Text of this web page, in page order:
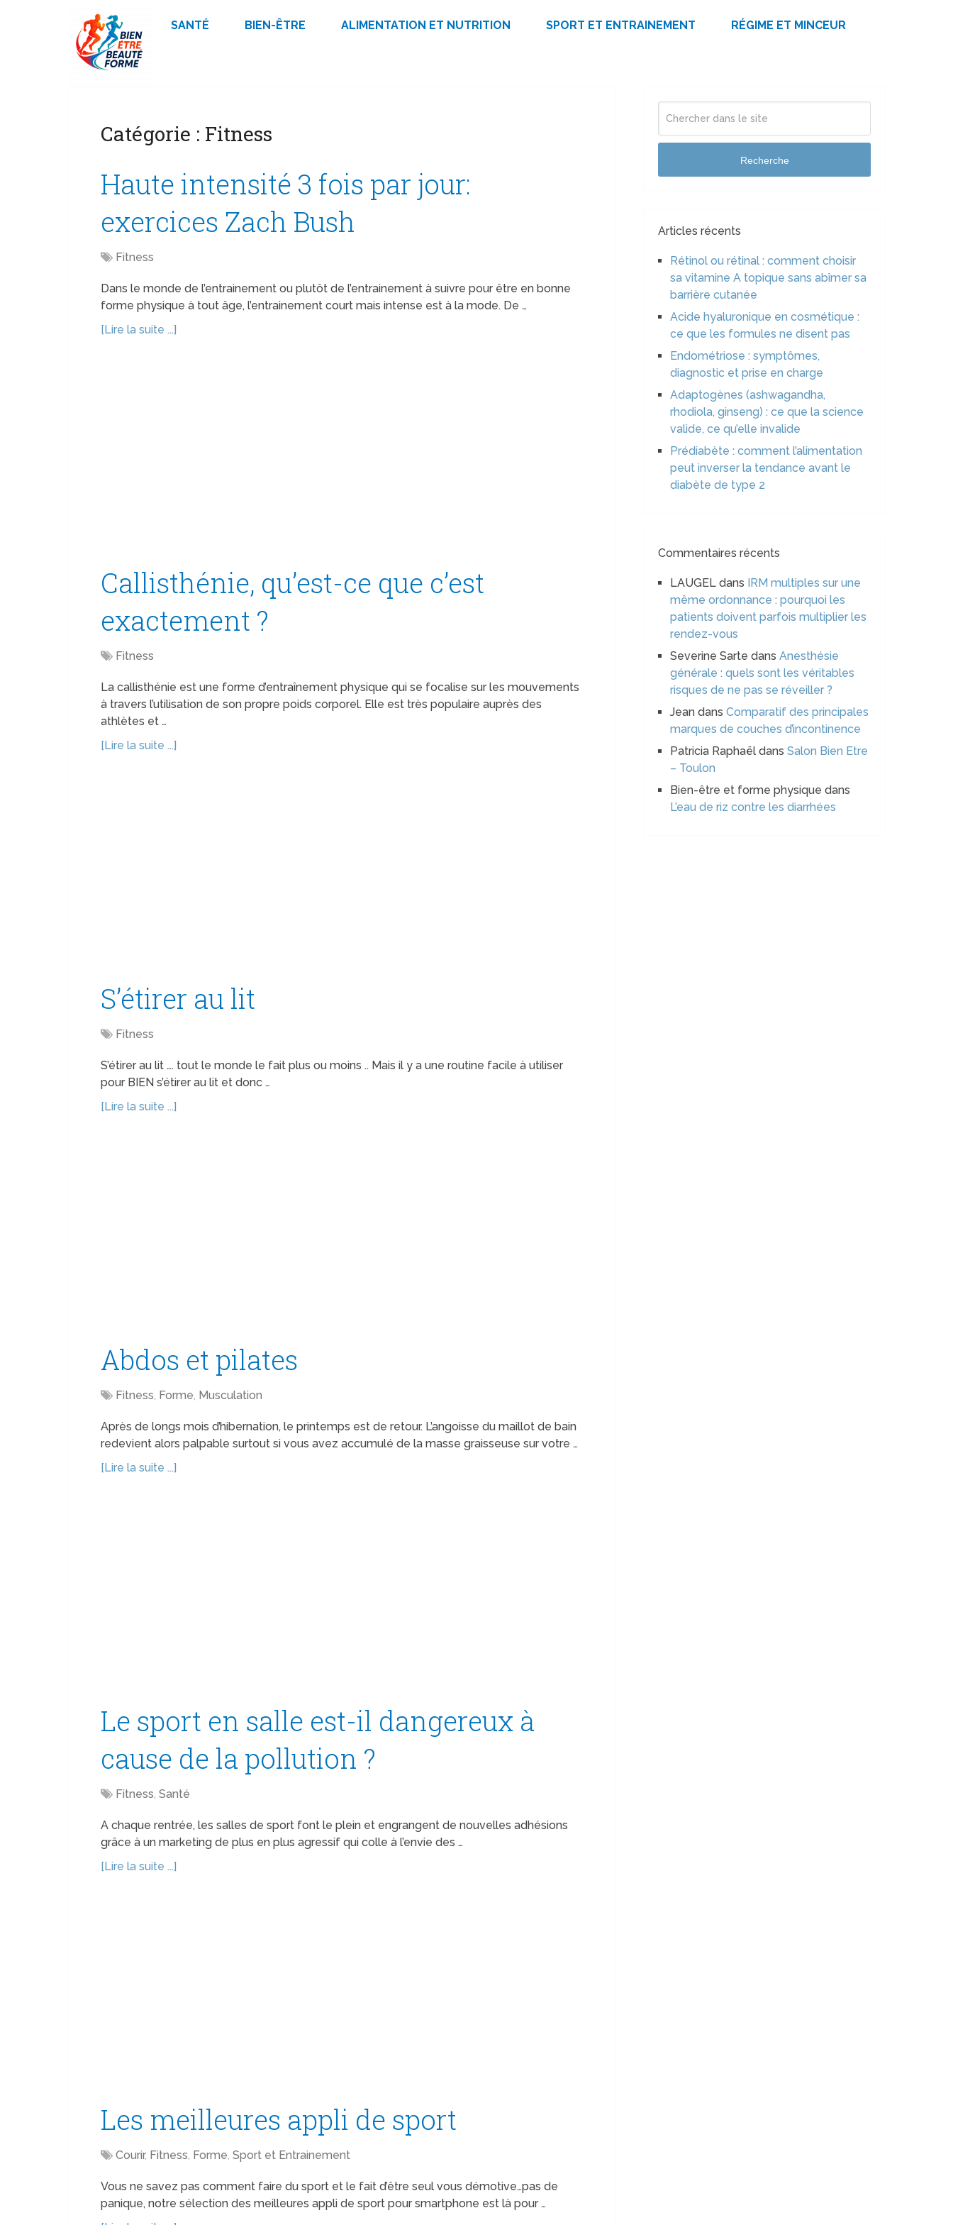
SANTÉ BIEN-ÊTRE ALIMENTATION ET NUTRITION SPORT ET ENTRAINEMENT RÉGIME ET MINCEUR
Catégorie : Fitness
Haute intensité 3 fois par jour:
exercices Zach Bush
Fitness
Dans le monde de l’entrainement ou plutôt de l’entrainement à suivre pour être en bonne
forme physique à tout âge, l’entrainement court mais intense est à la mode. De …
[Lire la suite ...]
Callisthénie, qu’est-ce que c’est
exactement ?
Fitness
La callisthénie est une forme d’entraînement physique qui se focalise sur les mouvements
à travers l’utilisation de son propre poids corporel. Elle est très populaire auprès des
athlètes et …
[Lire la suite ...]
S’étirer au lit
Fitness
S’étirer au lit …. tout le monde le fait plus ou moins .. Mais il y a une routine facile à utiliser
pour BIEN s’étirer au lit et donc …
[Lire la suite ...]
Abdos et pilates
Fitness, Forme, Musculation
Après de longs mois d’hibernation, le printemps est de retour. L’angoisse du maillot de bain
redevient alors palpable surtout si vous avez accumulé de la masse graisseuse sur votre …
[Lire la suite ...]
Le sport en salle est-il dangereux à
cause de la pollution ?
Fitness, Santé
A chaque rentrée, les salles de sport font le plein et engrangent de nouvelles adhésions
grâce à un marketing de plus en plus agressif qui colle à l’envie des …
[Lire la suite ...]
Les meilleures appli de sport
Courir, Fitness, Forme, Sport et Entrainement
Vous ne savez pas comment faire du sport et le fait d’être seul vous démotive…pas de
panique, notre sélection des meilleures appli de sport pour smartphone est là pour …
Recherche
Articles récents
Rétinol ou rétinal : comment choisir
sa vitamine A topique sans abîmer sa
barrière cutanée
Acide hyaluronique en cosmétique :
ce que les formules ne disent pas
Endométriose : symptômes,
diagnostic et prise en charge
Adaptogènes (ashwagandha,
rhodiola, ginseng) : ce que la science
valide, ce qu’elle invalide
Prédiabète : comment l’alimentation
peut inverser la tendance avant le
diabète de type 2
Commentaires récents
LAUGEL dans IRM multiples sur une
même ordonnance : pourquoi les
patients doivent parfois multiplier les
rendez-vous
Severine Sarte dansAnesthésie
générale : quels sont les véritables
risques de ne pas se réveiller ?
Jean dansComparatif des principales
marques de couches d’incontinence
Patricia Raphaël dansSalon Bien Etre
– Toulon
Bien-être et forme physique dans
L’eau de riz contre les diarrhées